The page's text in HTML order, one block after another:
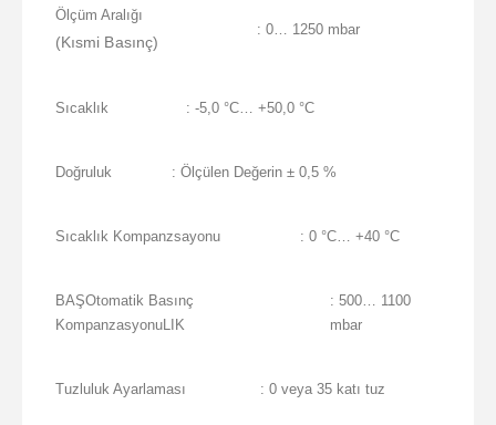
Ölçüm Aralığı
(Kısmi Basınç)
: 0… 1250 mbar
Sıcaklık : -5,0 °C… +50,0 °C
Doğruluk : Ölçülen Değerin ± 0,5 %
Sıcaklık Kompanzsayonu : 0 °C… +40 °C
BAŞOtomatik Basınç
KompanzasyonuLIK
: 500… 1100
mbar
Tuzluluk Ayarlaması : 0 veya 35 katı tuz